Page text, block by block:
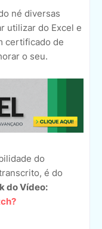
né diversas
utilizar do Excel e
certificado de
o seu.
do
é do
do Vídeo: